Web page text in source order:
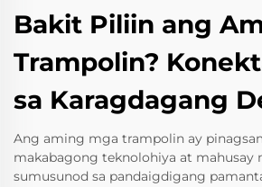
Bakit Piliin ang
Trampolin?
sa Karagdagang
Ang aming mga trampolin ay
makabagong teknolohiya at mahusay
sumusunod sa pandaigdigang